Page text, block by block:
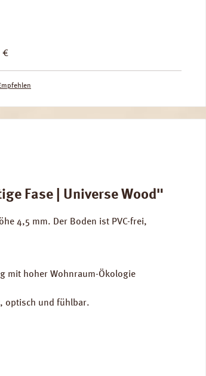
€
Fase | Universe Wood"
4,5 mm. Der Boden ist PVC-frei,
mit hoher Wohnraum-Ökologie
optisch und fühlbar.